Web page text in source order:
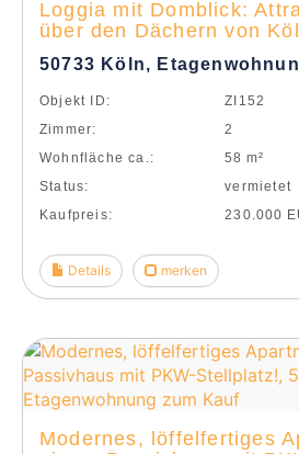
Loggia mit Domblick:
über den Dächern von
50733 Köln,
Objekt ID:
ZI152
Zimmer:
2
Wohnfläche ca.:
58 m²
Status:
vermietet
Kaufpreis:
230.000
Details merken
Modernes, löffelfertiges